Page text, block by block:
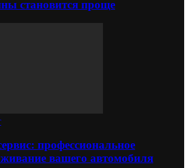
становится проще
профессиональное
вашего автомобиля